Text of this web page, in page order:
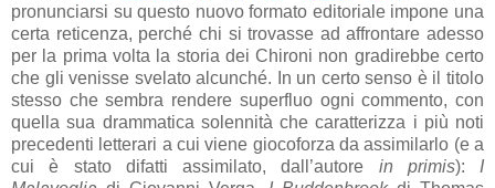
pronunciarsi su questo nuovo formato editoriale impone una
certa reticenza, perché chi si trovasse ad affrontare adesso
per la prima volta la storia dei Chironi non gradirebbe certo
che gli venisse svelato alcunché. In un certo senso è il titolo
stesso che sembra rendere superfluo ogni commento, con
quella sua drammatica solennità che caratterizza i più noti
precedenti letterari a cui viene giocoforza da assimilarlo (e a
cui è stato difatti assimilato, dall’autore in primis): I